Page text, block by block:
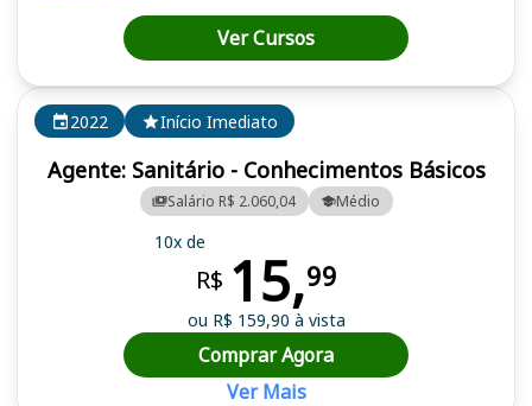
2022 Início Imediato
Agente: Sanitário - Conhecimentos Básicos
Salário R$ 2.060,04 Médio
10x de
R$ 15,99
ou R$ 159,90 à vista
Comprar Agora
Ver Mais
Ver Cursos